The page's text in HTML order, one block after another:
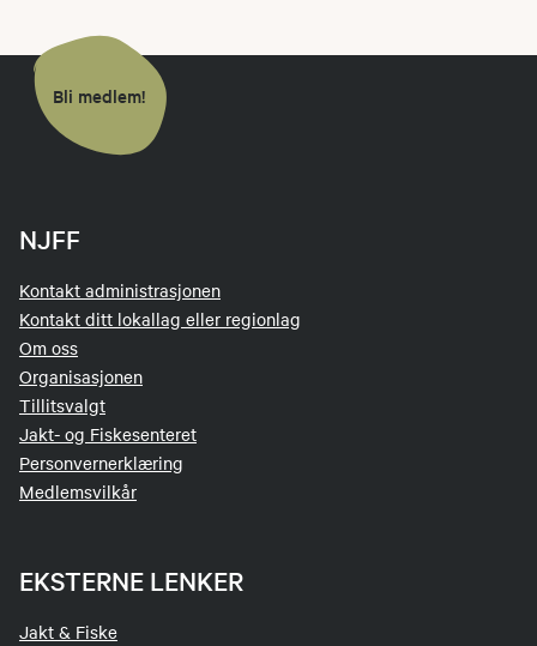
Bli medlem!
NJFF
Kontakt administrasjonen
Kontakt ditt lokallag eller regionlag
Om oss
Organisasjonen
Tillitsvalgt
Jakt- og Fiskesenteret
Personvernerklæring
Medlemsvilkår
EKSTERNE LENKER
Jakt & Fiske